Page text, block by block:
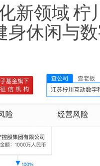
新领域 柠
身休闲与